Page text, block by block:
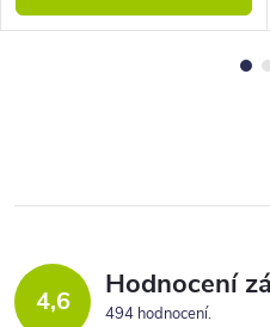
4,6 Hodnocení
494 hodnocení